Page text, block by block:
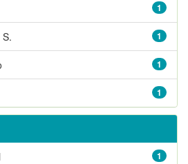
1
1
1
1
1